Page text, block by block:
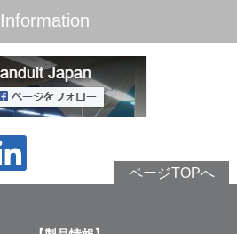
Information
ページTOPへ